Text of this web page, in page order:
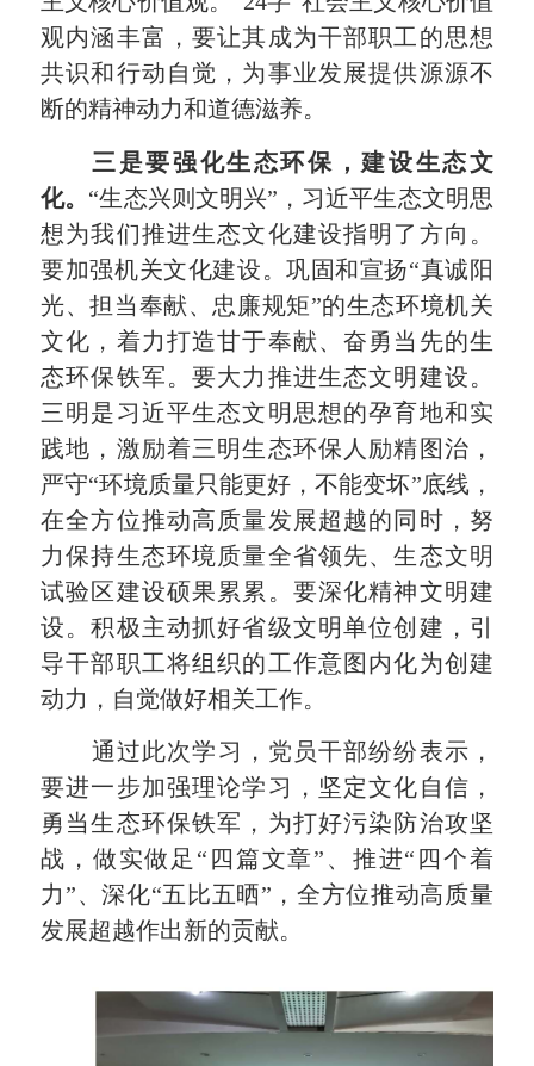
观内涵丰富，要让其成为干部职工的思想
共识和行动自觉， 为事业发展提供源源不
断的精神动力和道德滋养。
三是要强化生态环保，建设生态文
化。 “生态兴则文明兴”，习近平生态文明思
想为我们推进生态文化建设指明了方向。
要加强机关文化建设。巩固和宣扬“真诚阳
光、担当奉献、忠廉规矩”的生态环境机关
文化，着力打造甘于奉献、奋勇当先的生
态环保铁军。要大力推进生态文明建设。
三明是习近平生态文明思想的孕育地和实
践地，激励着三明生态环保人励精图治，
严守“环境质量只能更好，不能变坏”底线，
在全方位推动高质量发展超越的同时，努
力保持生态环境质量全省领先、生态文明
试验区建设硕果累累。要深化精神文明建
设。积极主动抓好省级文明单位创建，引
导干部职工将组织的工作意图内化为创建
动力，自觉做好相关工作。
通过此次学习，党员干部纷纷表示，
要进一步加强理论学习 ， 坚定文化自信，
勇当生态环保铁军，为打好污染防治攻坚
战， 做实做足 “四篇文章”、推进“四个着
力”、深化“五比五晒”，全方位推动高质量
发展超越作出新的贡献。